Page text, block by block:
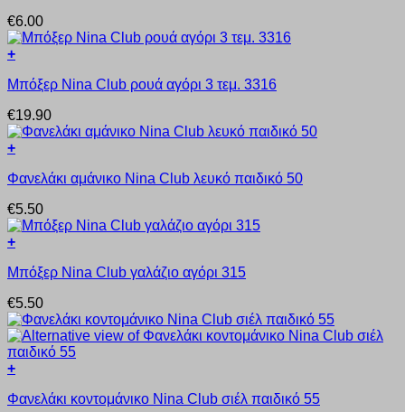
έχει
πολλαπλές
παραλλαγές.
επιλογές
να
επιλεγούν
στη
σελίδα
του
προϊόντος
€6.00
+
το
έχει
πολλαπλές
παραλλαγές.
επιλογές
να
επιλεγούν
στη
σελίδα
του
προϊόντος
Μπόξερ Nina Club ρουά αγόρι 3 τεμ. 3316
€19.90
+
το
έχει
πολλαπλές
παραλλαγές.
επιλογές
να
επιλεγούν
στη
σελίδα
του
προϊόντος
Φανελάκι αμάνικο Nina Club λευκό παιδικό 50
€5.50
+
το
έχει
πολλαπλές
παραλλαγές.
Οι
επιλογές
να
Μπόξερ Nina Club γαλάζιο αγόρι 315
€5.50
+
το
Φανελάκι κοντομάνικο Nina Club σιέλ παιδικό 55